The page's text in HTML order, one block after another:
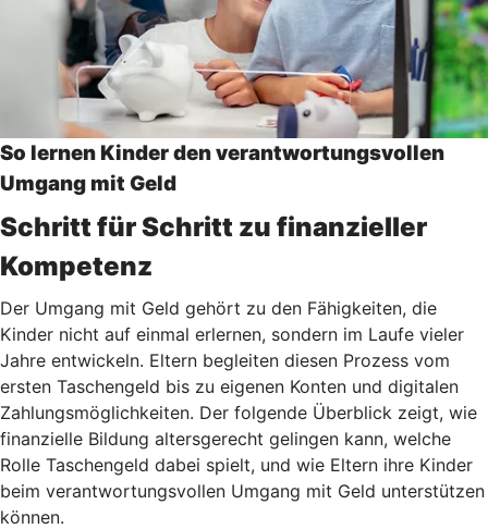
So lernen Kinder den verantwortungsvollen
Umgang mit Geld
Schritt für Schritt zu finanzieller
Kompetenz
Der Umgang mit Geld gehört zu den Fähigkeiten, die
Kinder nicht auf einmal erlernen, sondern im Laufe vieler
Jahre entwickeln. Eltern begleiten diesen Prozess vom
ersten Taschengeld bis zu eigenen Konten und digitalen
Zahlungsmöglichkeiten. Der folgende Überblick zeigt, wie
finanzielle Bildung altersgerecht gelingen kann, welche
Rolle Taschengeld dabei spielt, und wie Eltern ihre Kinder
beim verantwortungsvollen Umgang mit Geld unterstützen
können.